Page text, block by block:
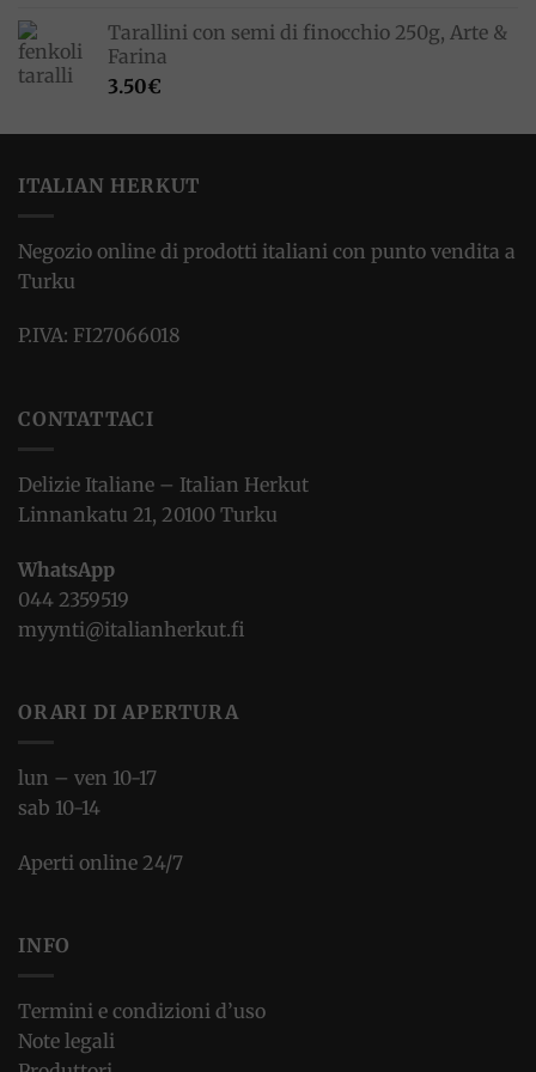
Tarallini con semi di finocchio 250g, Arte &
Farina
3.50€
ITALIAN HERKUT
Negozio online di prodotti italiani con punto vendita a
Turku
P.IVA: FI27066018
CONTATTACI
Delizie Italiane – Italian Herkut
Linnankatu 21, 20100 Turku
WhatsApp
044 2359519
myynti@italianherkut.fi
ORARI DI APERTURA
lun – ven 10-17
sab 10-14
Aperti online 24/7
INFO
Termini e condizioni d’uso
Note legali